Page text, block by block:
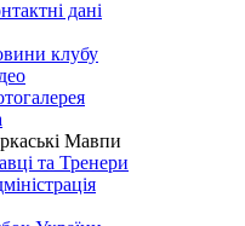
дані
клубу
Мавпи
та Тренери